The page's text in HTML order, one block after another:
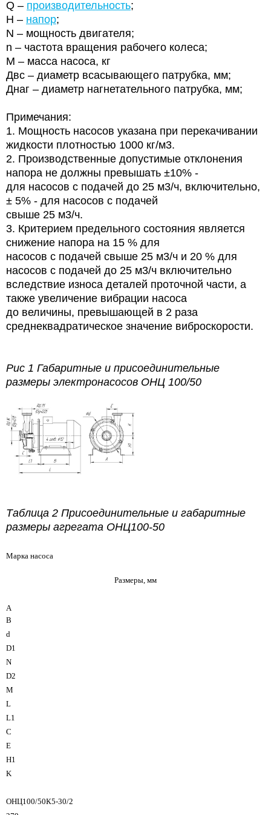
Q – производительность;
Н – напор;
N – мощность двигателя;
n – частота вращения рабочего колеса;
М – масса насоса, кг
Двс – диаметр всасывающего патрубка, мм;
Днаг – диаметр нагнетательного патрубка, мм;
Примечания:
1. Мощность насосов указана при перекачивании
жидкости плотностью 1000 кг/м3.
2. Производственные допустимые отклонения
напора не должны превышать ±10% -
для насосов с подачей до 25 м3/ч, включительно,
± 5% - для насосов с подачей
свыше 25 м3/ч.
3. Критерием предельного состояния является
снижение напора на 15 % для
насосов с подачей свыше 25 м3/ч и 20 % для
насосов с подачей до 25 м3/ч включительно
вследствие износа деталей проточной части, а
также увеличение вибрации насоса
до величины, превышающей в 2 раза
среднеквадратическое значение виброскорости.
Рис 1 Габаритные и присоединительные
размеры электронасосов ОНЦ 100/50
Таблица 2 Присоединительные и габаритные
размеры агрегата ОНЦ100-50
Марка насоса
Размеры, мм
A
B
d
D1
N
D2
M
L
L1
C
E
H1
K
ОНЦ100/50К5-30/2